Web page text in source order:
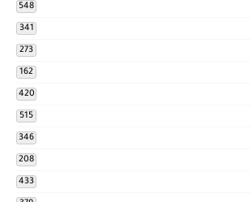
548
341
273
162
420
515
346
208
433